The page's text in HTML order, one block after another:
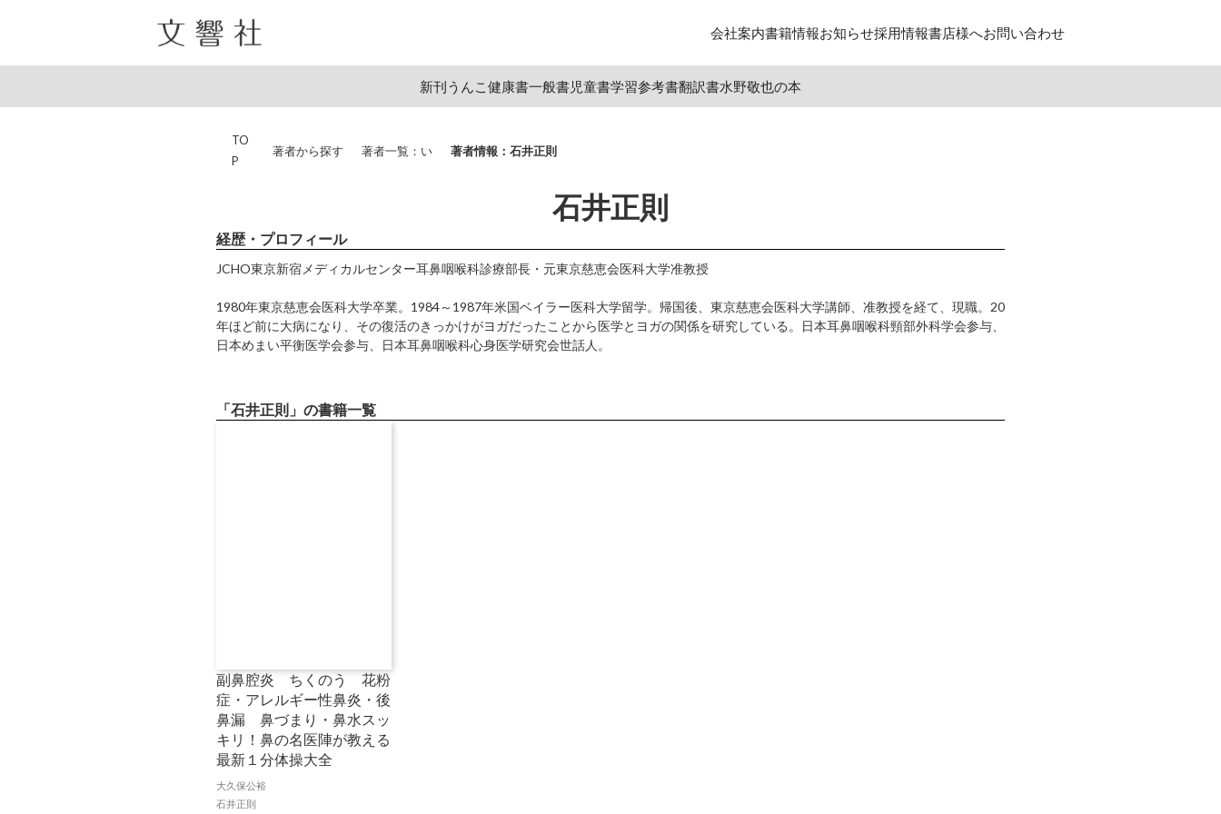
会社案内書籍情報お知らせ採用情報書店様へお問い合わせ
新刊うんこ 健康書一般書児童書学習参考書翻訳書水野敬也の本
TO
P
著者から探す 著者一覧：い 著者情報：石井正則
石井正則
経歴・プロフィール
JCHO東京新宿メディカルセンター耳鼻咽喉科診療部長・元東京慈恵会医科大学准教授
1980年東京慈恵会医科大学卒業。1984～1987年米国ベイラー医科大学留学。帰国後、東京慈恵会医科大学講師、准教授を経て、現職。20
年ほど前に大病になり、その復活のきっかけがヨガだったことから医学とヨガの関係を研究している。日本耳鼻咽喉科頸部外科学会参与、
日本めまい平衡医学会参与、日本耳鼻咽喉科心身医学研究会世話人。
「石井正則」の書籍一覧
副鼻腔炎 ちくのう 花粉
症・アレルギー性鼻炎・後
鼻漏 鼻づまり・鼻水スッ
キリ！鼻の名医陣が教える
最新１分体操大全
大久保公裕
石井正則